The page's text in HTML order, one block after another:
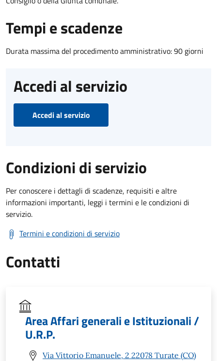
Tempi e scadenze
Durata massima del procedimento amministrativo: 90 giorni
Accedi al servizio
Accedi al servizio
Condizioni di servizio
Per conoscere i dettagli di scadenze, requisiti e altre
informazioni importanti, leggi i termini e le condizioni di
servizio.
Termini e condizioni di servizio
Contatti
Area Affari generali e Istituzionali /
U.R.P.
Via Vittorio Emanuele, 2 22078 Turate (CO)